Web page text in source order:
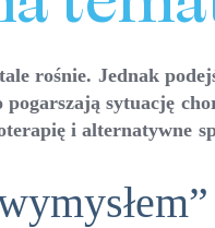
rośnie. Jednak
sytuację
i alternatywne